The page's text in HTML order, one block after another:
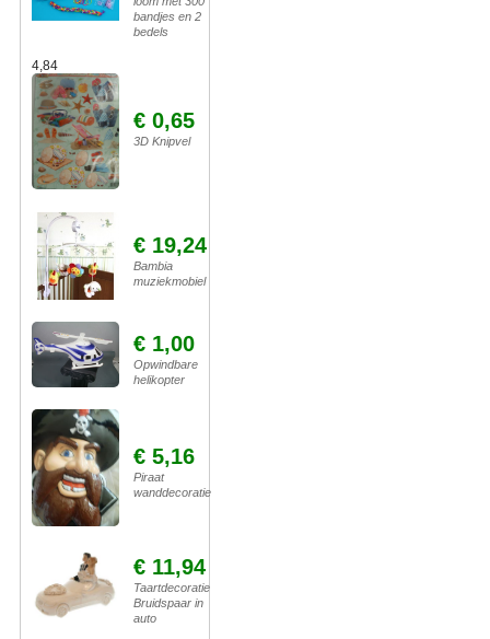
bandjes en 2
bedels
4,84
€ 0,65
3D Knipvel
€ 19,24
Bambia
muziekmobiel
€ 1,00
Opwindbare
helikopter
€ 5,16
Piraat
wanddecoratie
€ 11,94
Taartdecoratie
Bruidspaar in
auto